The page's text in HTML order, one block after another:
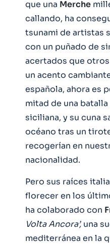
que una Merche
callando, ha
tsunami de artistas
con un puñado de
acertados que
un acento
española, ahora es
mitad de una
siciliana, y su cuna
océano tras un
recogerían en
nacionalidad.
Pero sus raíces
florecer en los
ha colaborado con
Volta Ancora’, una
mediterránea en la